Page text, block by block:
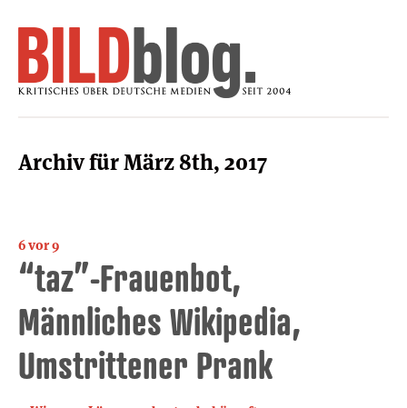
Archiv für März 8th, 2017
6 vor 9
“taz”-Frauenbot,
Männliches Wikipedia,
Umstrittener Prank